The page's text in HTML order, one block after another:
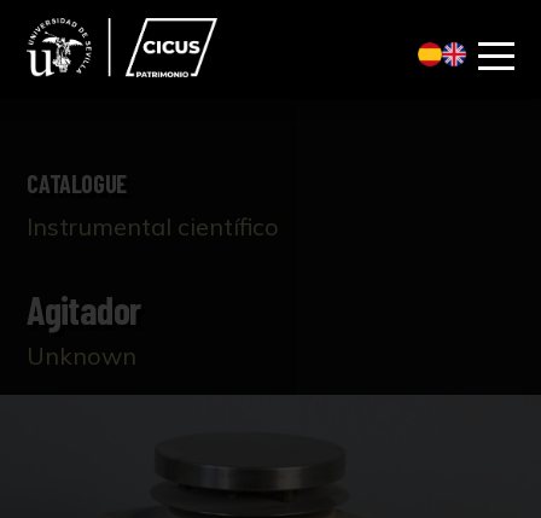
CATALOGUE
Instrumental científico
Agitador
Unknown